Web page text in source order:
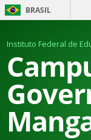
BRASIL
Instituto Federal de